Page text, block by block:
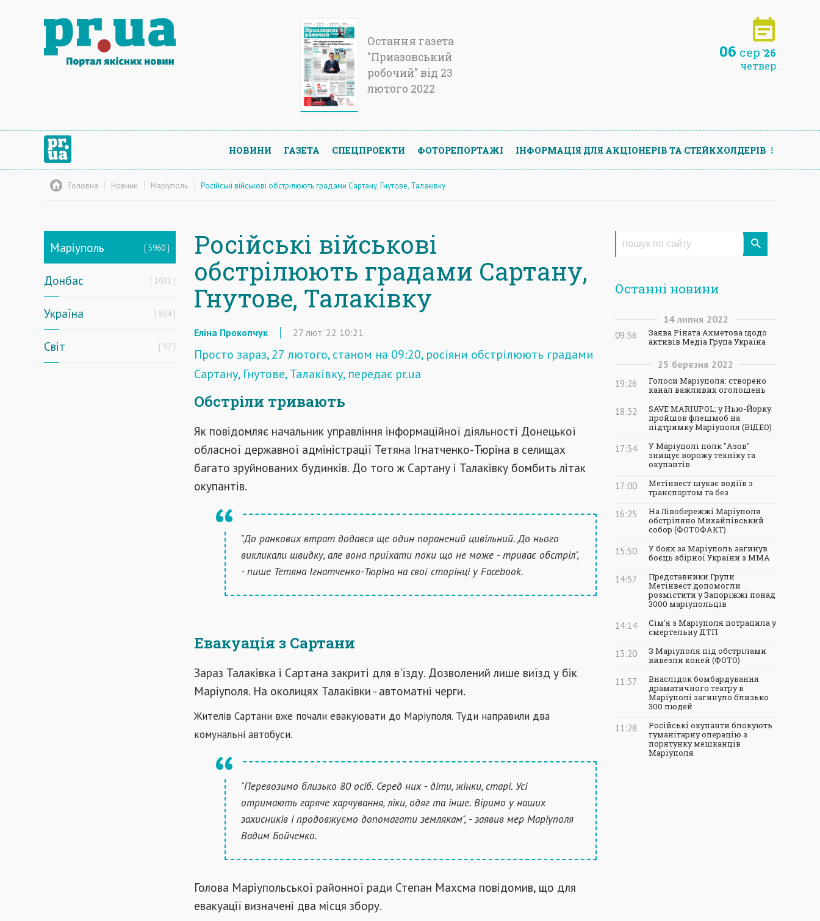
Остання газета
"Приазовський
робочий" від 23
лютого 2022
06 сер '26
четвер
НОВИНИ ГАЗЕТА СПЕЦПРОЕКТИ ФОТОРЕПОРТАЖІ ІНФОРМАЦIЯ ДЛЯ АКЦIОНЕРIВ ТА СТЕЙКХОЛДЕРIВ
Головна Новини Маріуполь Російські військові обстрілюють градами Сартану, Гнутове, Талаківку
Маріуполь 5960
Донбас 1031
Україна 864
Світ 97
Російські військові
обстрілюють градами Сартану,
Гнутове, Талаківку
Еліна Прокопчук 27 лют '22 10:21
Просто зараз, 27 лютого, станом на 09:20, росіяни обстрілюють градами
Сартану, Гнутове, Талаківку, передає pr.ua
Обстріли тривають
Як повідомляє начальник управління інформаційної діяльності Донецької
обласної державної адміністрації Тетяна Ігнатченко-Тюріна в селищах
багато зруйнованих будинків. До того ж Сартану і Талаківку бомбить літак
окупантів.
"До ранкових втрат додався ще один поранений цивільний. До нього
викликали швидку, але вона приїхати поки що не може - триває обстріл",
- пише Тетяна Ігнатченко-Тюріна на свої сторінці у Facebook.
Евакуація з Сартани
Зараз Талаківка і Сартана закриті для в'їзду. Дозволений лише виїзд у бік
Маріуполя. На околицях Талаківки - автоматні черги.
Жителів Сартани вже почали евакуювати до Маріуполя. Туди направили два
комунальні автобуси.
"Перевозимо близько 80 осіб. Серед них - діти, жінки, старі. Усі
отримають гаряче харчування, ліки, одяг та інше. Віримо у наших
захисників і продовжуємо допомагати землякам", - заявив мер Маріуполя
Вадим Бойченко.
Голова Маріупольської районної ради Степан Махсма повідомив, що для
евакуації визначені два місця збору.
Останні новини
14 липня 2022
09:56
Заява Ріната Ахметова щодо
активів Медіа Група Україна
25 березня 2022
19:26
Голоси Маріуполя: створено
канал важливих оголошень
18:32
SAVE MARIUPOL: у Нью-Йорку
пройшов флешмоб на
підтримку Маріуполя (ВІДЕО)
17:34
У Маріуполі полк "Азов"
знищує ворожу техніку та
окупантів
17:00
Метінвест шукає водіїв з
транспортом та без
16:25
На Лівобережжі Маріуполя
обстріляно Михайлівський
собор (ФОТОФАКТ)
15:50
У боях за Маріуполь загинув
боєць збірної України з ММА
14:57
Представники Групи
Метінвест допомогли
розмістити у Запоріжжі понад
3000 маріупольців
14:14
Сім'я з Маріуполя потрапила у
смертельну ДТП
13:20
З Маріуполя під обстрілами
вивезли коней (ФОТО)
11:37
Внаслідок бомбардування
драматичного театру в
Маріуполі загинуло близько
300 людей
11:28
Російські окупанти блокують
гуманітарну операцію з
порятунку мешканців
Маріуполя